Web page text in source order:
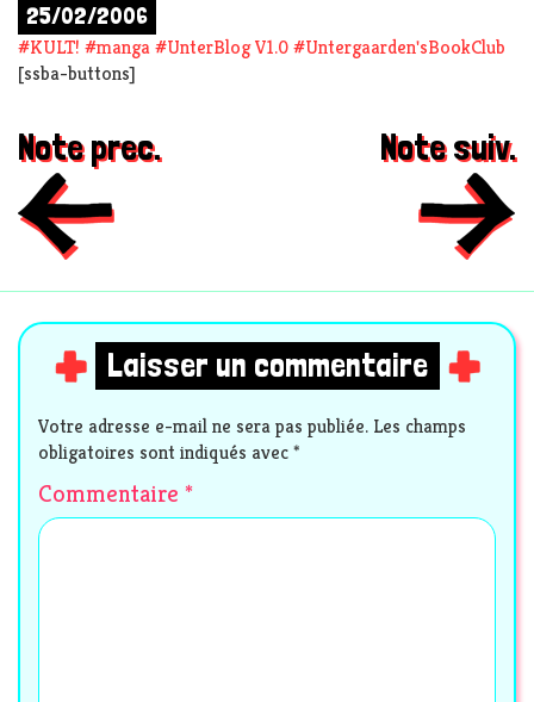
25/02/2006
#KULT! #manga#UnterBlog V1.0#Untergaarden'sBookClub
[ssba-buttons]
Note prec. Note suiv.
Laisser un commentaire
Votre adresse e-mail ne sera pas publiée. Les champs
obligatoires sont indiqués avec*
Commentaire *